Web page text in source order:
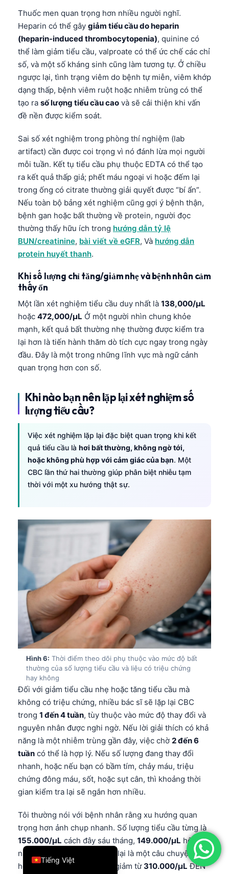
Thuốc men quan trọng hơn nhiều người nghĩ.
Heparin có thể gây giảm tiểu cầu do heparin
(heparin-induced thrombocytopenia), quinine có
thể làm giảm tiểu cầu, valproate có thể ức chế các chỉ
số, và một số kháng sinh cũng làm tương tự. Ở chiều
ngược lại, tình trạng viêm do bệnh tự miễn, viêm khớp
dạng thấp, bệnh viêm ruột hoặc nhiễm trùng có thể
tạo ra số lượng tiểu cầu cao và sẽ cải thiện khi vấn
đề nền được kiểm soát.
Sai số xét nghiệm trong phòng thí nghiệm (lab
artifact) cần được coi trọng vì nó đánh lừa mọi người
mỗi tuần. Kết tụ tiểu cầu phụ thuộc EDTA có thể tạo
ra kết quả thấp giả; phết máu ngoại vi hoặc đếm lại
trong ống có citrate thường giải quyết được “bí ẩn”.
Nếu toàn bộ bảng xét nghiệm cũng gợi ý bệnh thận,
bệnh gan hoặc bất thường về protein, người đọc
thường thấy hữu ích trong hướng dẫn tỷ lệ
BUN/creatinine, bài viết về eGFR, Và hướng dẫn
protein huyết thanh.
Khi số lượng chỉ tăng/giảm nhẹ và bệnh nhân cảm
thấy ổn
Một lần xét nghiệm tiểu cầu duy nhất là 138,000/µL
hoặc 472,000/µL Ở một người nhìn chung khỏe
mạnh, kết quả bất thường nhẹ thường được kiểm tra
lại hơn là tiến hành thăm dò tích cực ngay trong ngày
đầu. Đây là một trong những lĩnh vực mà ngữ cảnh
quan trọng hơn con số.
Khi nào bạn nên lặp lại xét nghiệm số
lượng tiểu cầu?
Việc xét nghiệm lặp lại đặc biệt quan trọng khi kết
quả tiểu cầu là hơi bất thường, không ngờ tới,
hoặc không phù hợp với cảm giác của bạn. Một
CBC lần thứ hai thường giúp phân biệt nhiễu tạm
thời với một xu hướng thật sự.
Hình 6: Thời điểm theo dõi phụ thuộc vào mức độ bất
thường của số lượng tiểu cầu và liệu có triệu chứng
hay không
Đối với giảm tiểu cầu nhẹ hoặc tăng tiểu cầu mà
không có triệu chứng, nhiều bác sĩ sẽ lặp lại CBC
trong 1 đến 4 tuần, tùy thuộc vào mức độ thay đổi và
nguyên nhân được nghi ngờ. Nếu lời giải thích có khả
năng là một nhiễm trùng gần đây, việc chờ 2 đến 6
tuần có thể là hợp lý. Nếu số lượng đang thay đổi
nhanh, hoặc nếu bạn có bầm tím, chảy máu, triệu
chứng đông máu, sốt, hoặc sụt cân, thì khoảng thời
gian kiểm tra lại sẽ ngắn hơn nhiều.
Tôi thường nói với bệnh nhân rằng xu hướng quan
trọng hơn ảnh chụp nhanh. Số lượng tiểu cầu từng là
155.000/µL cách đây sáu tháng, 149.000/µL hôm
nay, và
khi làm lại là một câu chuyện
hoàn toàn khác so với việc giảm từ 310.000/µL ĐẾN
Tiếng Việt
English
Deutsch
Français
עִבְרִית
Italiano
Español
Português
Ελληνικά
Türkçe
Română
简体中文
فارسی
Български
Dansk
Nederlands
Bahasa Indonesia
Íslenska
Svenska
Bosanski
Eesti
Čeština
Русский
Lietuvių kalba
Polski
한국어
Slovenščina
Magyar
বাংলা
اردو
मराठी
తెలుగు
தமிழ்
ગુજરાતી
ಕನ್ನಡ
Bahasa Melayu
Tagalog
ไทย
ဗမာစာ
ភាសាខ្មែរ
Kiswahili
አማርኛ